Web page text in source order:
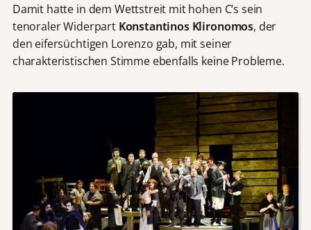
Damit hatte in dem Wettstreit mit hohen C‘s sein
tenoraler Widerpart Konstantinos Klironomos, der
den eifersüchtigen Lorenzo gab, mit seiner
charakteristischen Stimme ebenfalls keine Probleme.